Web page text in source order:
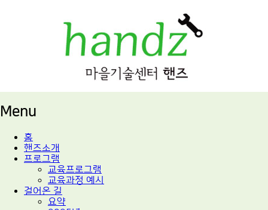
마을기술센터 핸즈
적정기술 교육
Menu
Skip
content
홈
핸즈소개
프로그램
교육프로그램
교육과정 예시
걸어온 길
요약